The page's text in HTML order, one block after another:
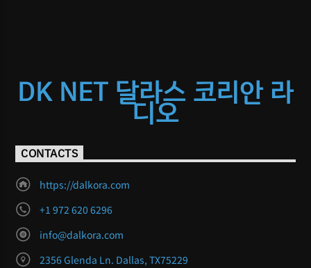
DK NET 달라스 코리안 라
디오
CONTACTS
https://dalkora.com
+1 972 620 6296
info@dalkora.com
2356 Glenda Ln. Dallas, TX75229